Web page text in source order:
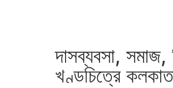
দাসব্যবসা,
খণ্ডচিত্রে